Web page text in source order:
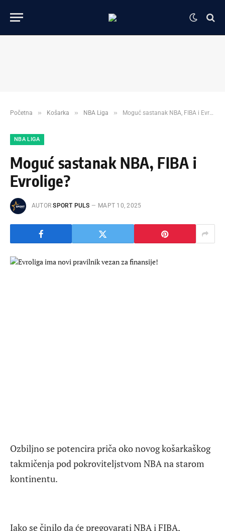
Početna » Košarka » NBA Liga » Moguć sastanak NBA, FIBA i Evrolige?
NBA LIGA
Moguć sastanak NBA, FIBA i
Evrolige?
AUTOR SPORT PULS МАРТ 10, 2025
Ozbiljno se potencira priča oko novog košarkaškog
takmičenja pod pokroviteljstvom NBA na starom
kontinentu.
Iako se činilo da će pregovarati NBA i FIBA,